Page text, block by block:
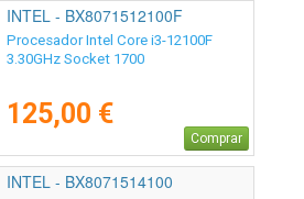
INTEL - BX8071512100F
Procesador Intel Core i3-12100F
3.30GHz Socket 1700
125,00 €
Comprar
INTEL - BX8071514100